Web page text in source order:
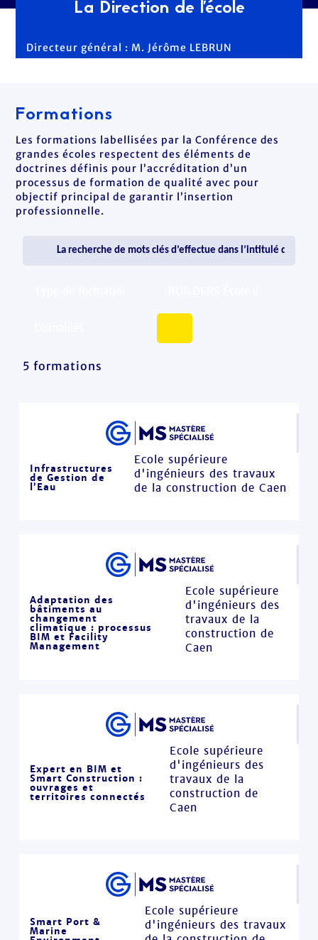
La Direction de l'école
Directeur général : M. Jérôme LEBRUN
Formations
Les formations labellisées par la Conférence des
grandes écoles respectent des éléments de
doctrines définis pour l’accréditation d’un
processus de formation de qualité avec pour
objectif principal de garantir l’insertion
professionnelle.
5 formations
Infrastructures
de Gestion de
l’Eau
Ecole supérieure
d'ingénieurs des travaux
de la construction de Caen
Adaptation des
bâtiments au
changement
climatique : processus
BIM et Facility
Management
Ecole supérieure
d'ingénieurs des
travaux de la
construction de
Caen
Expert en BIM et
Smart Construction :
ouvrages et
territoires connectés
Ecole supérieure
d'ingénieurs des
travaux de la
construction de
Caen
Smart Port &
Marine
Ecole supérieure
d'ingénieurs des travaux